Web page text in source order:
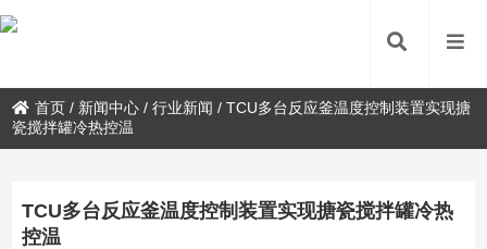
首页 / 新闻中心 /行业新闻 /TCU多台反应釜温度控制装置实现搪
瓷搅拌罐冷热控温
TCU多台反应釜温度控制装置实现搪瓷搅拌罐冷热
控温